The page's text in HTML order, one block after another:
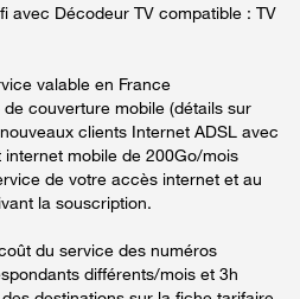
avec Décodeur TV compatible : TV
valable en France
couverture mobile (détails sur
clients Internet ADSL avec
mobile de 200Go/mois
de votre accès internet et au
la souscription.
du service des numéros
différents/mois et 3h